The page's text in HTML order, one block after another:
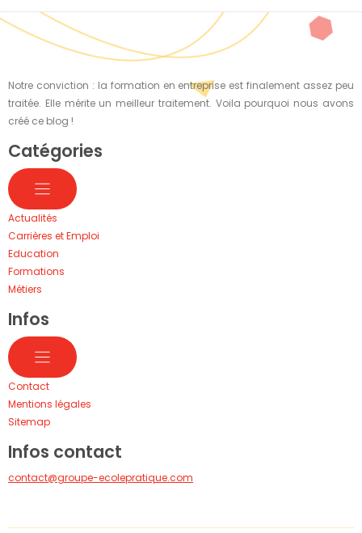
Notre conviction : la formation en entreprise est finalement assez peu
traitée. Elle mérite un meilleur traitement. Voila pourquoi nous avons
créé ce blog !
Catégories
Actualités
Carrières et Emploi
Education
Formations
Métiers
Infos
Contact
Mentions légales
Sitemap
Infos contact
contact@groupe-ecolepratique.com